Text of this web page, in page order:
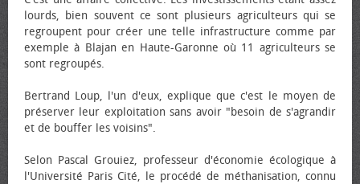
lourds, bien souvent ce sont plusieurs agriculteurs qui se
regroupent pour créer une telle infrastructure comme par
exemple à Blajan en Haute-Garonne où 11 agriculteurs se
sont regroupés.
Bertrand Loup, l'un d'eux, explique que c'est le moyen de
préserver leur exploitation sans avoir "besoin de s'agrandir
et de bouffer les voisins".
Selon Pascal Grouiez, professeur d'économie écologique à
l'Université Paris Cité, le procédé de méthanisation, connu